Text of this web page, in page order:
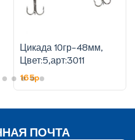
Цикада 10гр-48мм,
Цвет:5,арт:3011
165p
ПОЧТА